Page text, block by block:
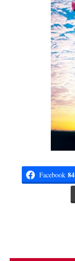
Facebook 84